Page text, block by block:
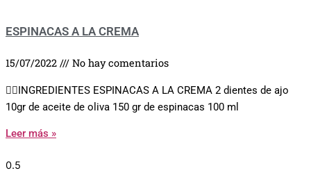
ESPINACAS A LA CREMA
15/07/2022 No hay comentarios
👉🏼INGREDIENTES ESPINACAS A LA CREMA 2 dientes de ajo
10gr de aceite de oliva 150 gr de espinacas 100 ml
Leer más »